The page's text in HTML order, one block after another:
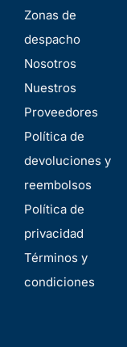
Zonas de
despacho
Nosotros
Nuestros
Proveedores
Política de
devoluciones y
reembolsos
Política de
privacidad
Términos y
condiciones